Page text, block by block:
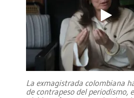
La exmagistrada colombiana
de contrapeso del periodismo,